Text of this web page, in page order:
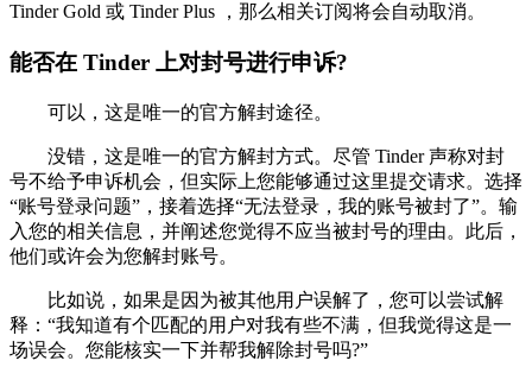
Tinder Gold 或 Tinder Plus ，那么相关订阅将会自动取消。
能否在 Tinder 上对封号进行申诉?
可以，这是唯一的官方解封途径。
没错，这是唯一的官方解封方式。尽管 Tinder 声称对封
号不给予申诉机会，但实际上您能够通过这里提交请求。选择
“账号登录问题”，接着选择“无法登录，我的账号被封了”。输
入您的相关信息，并阐述您觉得不应当被封号的理由。此后，
他们或许会为您解封账号。
比如说，如果是因为被其他用户误解了，您可以尝试解
释：“我知道有个匹配的用户对我有些不满，但我觉得这是一
场误会。您能核实一下并帮我解除封号吗?”